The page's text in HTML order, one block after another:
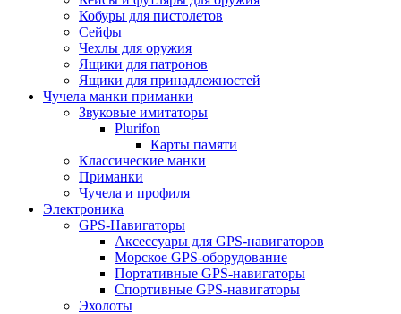
Кобуры для пистолетов
Сейфы
Чехлы для оружия
Ящики для патронов
Ящики для принадлежностей
Чучела манки приманки
Звуковые имитаторы
Plurifon
Карты памяти
Классические манки
Приманки
Чучела и профиля
Электроника
GPS-Навигаторы
Аксессуары для GPS-навигаторов
Морское GPS-оборудование
Портативные GPS-навигаторы
Спортивные GPS-навигаторы
Эхолоты